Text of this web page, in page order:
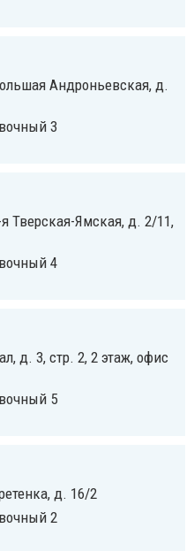
Андроньевская, д.
3
Тверская-Ямская, д. 2/11,
4
д. 3, стр. 2, 2 этаж, офис
5
д. 16/2
2